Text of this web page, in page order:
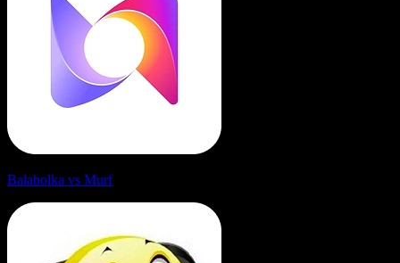
Balabolka vs Murf